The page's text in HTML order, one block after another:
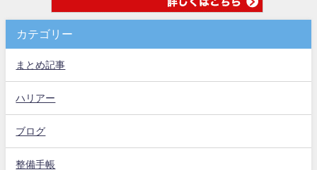
カテゴリー
まとめ記事
ハリアー
ブログ
整備手帳